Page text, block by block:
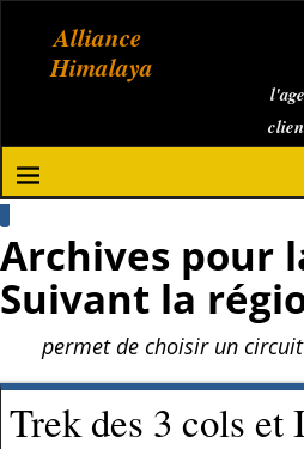
Alliance
Himalaya
Archives pour
Suivant la
permet de choisir un
Trek des 3 cols et